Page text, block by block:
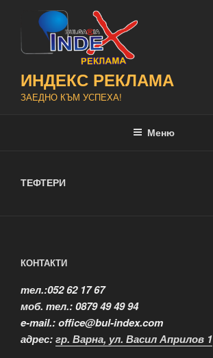
съдържанието
ИНДЕКС РЕКЛАМА
ЗАЕДНО КЪМ УСПЕХА!
Меню
ТЕФТЕРИ
КОНТАКТИ
тел.:052 62 17 67
моб. тел.: 0879 49 49 94
e-mail.: office@bul-index.com
адрес:гр. Варна, ул. Васил Априлов 1